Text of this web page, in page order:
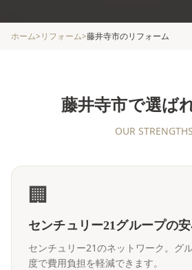
ホーム> リフォーム>藤井寺市のリフォーム
藤井寺市で選ば
OUR STRENGTHS
🏢
センチュリー21グループの
センチュリー21のネットワーク。グ
度で費用負担を軽減できます。